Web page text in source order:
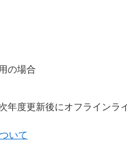
の場合
年度更新後にオフライン
いて